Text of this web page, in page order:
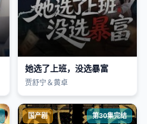
她选了上班，没选暴富
贾舒宁＆黄卓
国产剧 第30集完结